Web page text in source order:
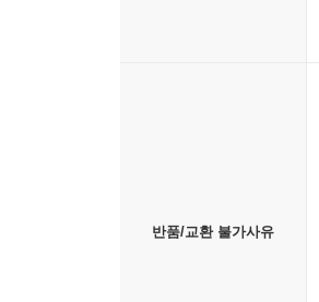
반품/교환 불가사유